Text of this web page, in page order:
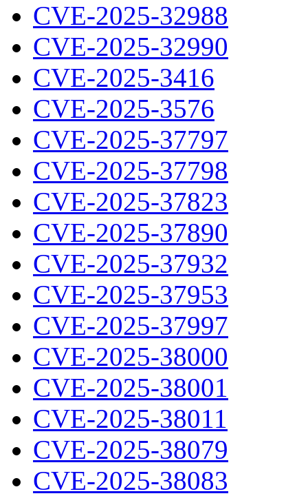
CVE-2025-32988
CVE-2025-32990
CVE-2025-3416
CVE-2025-3576
CVE-2025-37797
CVE-2025-37798
CVE-2025-37823
CVE-2025-37890
CVE-2025-37932
CVE-2025-37953
CVE-2025-37997
CVE-2025-38000
CVE-2025-38001
CVE-2025-38011
CVE-2025-38079
CVE-2025-38083